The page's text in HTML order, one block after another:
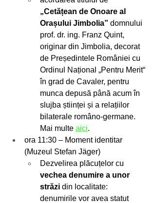
„Cetățean de Onoare al
Orașului Jimbolia” domnului
prof. dr. ing. Franz Quint,
originar din Jimbolia, decorat
de Președintele României cu
Ordinul Național „Pentru Merit“
în grad de Cavaler, pentru
munca depusă până acum în
slujba științei și a relațiilor
bilaterale româno-germane.
Mai multe aici.
ora 11:30 – Moment identitar
(Muzeul Stefan Jäger)
Dezvelirea plăcuțelor cu
vechea denumire a unor
străzi din localitate:
denumirile vor avea statut